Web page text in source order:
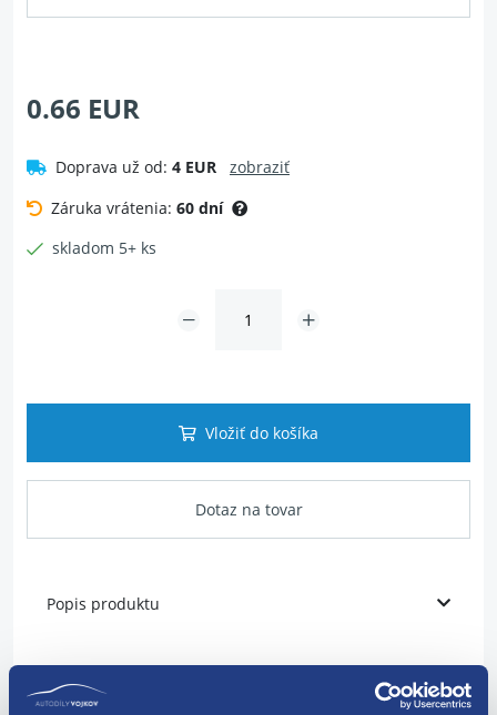
0.66 EUR
Doprava už od: 4 EUR
zobraziť
Záruka vrátenia: 60 dní
skladom 5+ ks
Vložiť do košíka
Dotaz na tovar
Popis produktu
pre výrobcov Peugeot
pre výrobcov Renault